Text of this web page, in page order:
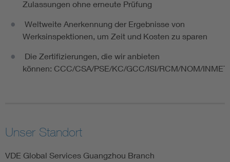
Zulassungen ohne erneute Prüfung
Weltweite Anerkennung der Ergebnisse von
Werksinspektionen, um Zeit und Kosten zu sparen
Die Zertifizierungen, die wir anbieten
können: CCC/CSA/PSE/KC/GCC/ISI/RCM/NOM/
Unser Standort
VDE Global Services Guangzhou Branch